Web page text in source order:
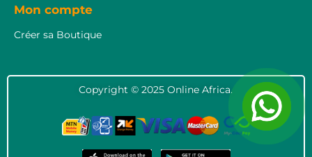
Mon compte
Créer sa Boutique
Copyright © 2025 Online Africa.